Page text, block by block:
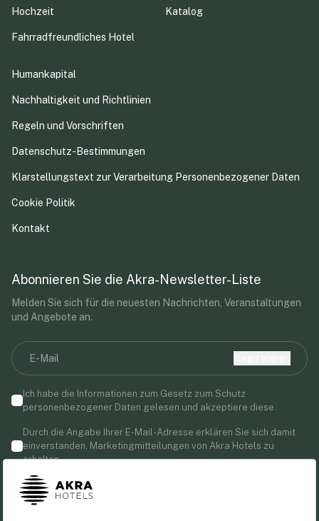
Hochzeit
Fahrradfreundliches Hotel
Katalog
Humankapital
Nachhaltigkeit und Richtlinien
Regeln und Vorschriften
Datenschutz-Bestimmungen
Klarstellungstext zur Verarbeitung Personenbezogener Daten
Cookie Politik
Kontakt
Abonnieren Sie die Akra-Newsletter-Liste
Melden Sie sich für die neuesten Nachrichten, Veranstaltungen
und Angebote an.
Ich habe die Informationen zum Gesetz zum Schutz
personenbezogener Daten gelesen und akzeptiere diese.
Durch die Angabe Ihrer E-Mail-Adresse erklären Sie sich damit
einverstanden, Marketingmitteilungen von Akra Hotels zu
erhalten.
Folgen Sie uns!